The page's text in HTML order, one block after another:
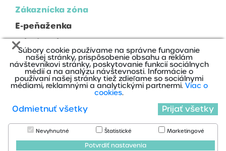
Zákaznícka zóna
E-peňaženka
Prihlásenie
Registrácia
2020 © Zverky s.r.o., Všetky práva vyhradené
Nájdete nás na:
Cookies
Súbory cookie používame na správne fungovanie
našej stránky, prispôsobenie obsahu a reklám
návštevníkovi stránky, poskytovanie funkcií sociálnych
médií a na analýzu návštevnosti. Informácie o
používaní našej stránky tiež zdieľame so sociálnymi
médiami, reklamnými a analytickými partnermi. Viac o
cookies.
Odmietnuť všetky Prijať všetky
Nevyhnutné Štatistické Marketingové
Potvrdiť nastavenia